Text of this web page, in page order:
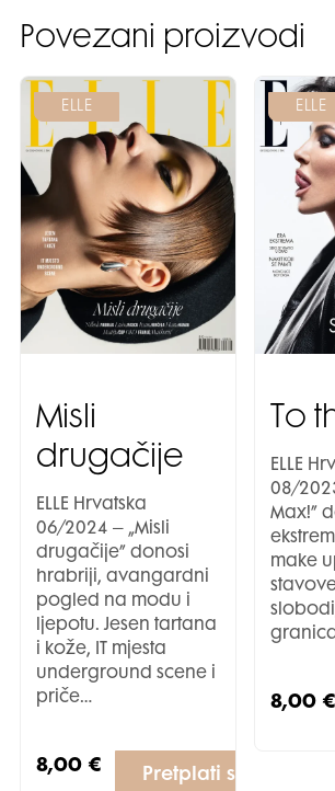
Povezani proizvodi
ELLE
Misli
drugačije
ELLE Hrvatska
06/2024 – „Misli
drugačije” donosi
hrabriji, avangardni
pogled na modu i
ljepotu. Jesen tartana
i kože, IT mjesta
underground scene i
priče…
8,00 € Pretplati se
ELLE
To
ELLE
08/
Max!”
make
8,00€